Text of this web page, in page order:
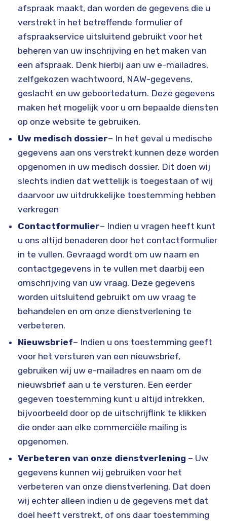
afspraak maakt, dan worden de gegevens die u
verstrekt in het betreffende formulier of
afspraakservice uitsluitend gebruikt voor het
beheren van uw inschrijving en het maken van
een afspraak. Denk hierbij aan uw e-mailadres,
zelfgekozen wachtwoord, NAW-gegevens,
geslacht en uw geboortedatum. Deze gegevens
maken het mogelijk voor u om bepaalde diensten
op onze website te gebruiken.
Uw medisch dossier– In het geval u medische
gegevens aan ons verstrekt kunnen deze worden
opgenomen in uw medisch dossier. Dit doen wij
slechts indien dat wettelijk is toegestaan of wij
daarvoor uw uitdrukkelijke toestemming hebben
verkregen
Contactformulier– Indien u vragen heeft kunt
u ons altijd benaderen door het contactformulier
in te vullen. Gevraagd wordt om uw naam en
contactgegevens in te vullen met daarbij een
omschrijving van uw vraag. Deze gegevens
worden uitsluitend gebruikt om uw vraag te
behandelen en om onze dienstverlening te
verbeteren.
Nieuwsbrief– Indien u ons toestemming geeft
voor het versturen van een nieuwsbrief,
gebruiken wij uw e-mailadres en naam om de
nieuwsbrief aan u te versturen. Een eerder
gegeven toestemming kunt u altijd intrekken,
bijvoorbeeld door op de uitschrijflink te klikken
die onder aan elke commerciële mailing is
opgenomen.
Verbeteren van onze dienstverlening – Uw
gegevens kunnen wij gebruiken voor het
verbeteren van onze dienstverlening. Dat doen
wij echter alleen indien u de gegevens met dat
doel heeft verstrekt, of ons daar toestemming